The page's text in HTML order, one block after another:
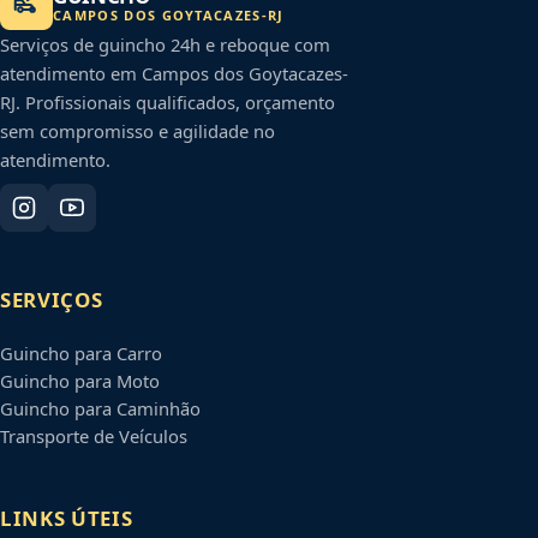
CAMPOS DOS GOYTACAZES-RJ
Serviços de guincho 24h e reboque com
atendimento em Campos dos Goytacazes-
RJ. Profissionais qualificados, orçamento
sem compromisso e agilidade no
atendimento.
SERVIÇOS
Guincho para Carro
Guincho para Moto
Guincho para Caminhão
Transporte de Veículos
LINKS ÚTEIS